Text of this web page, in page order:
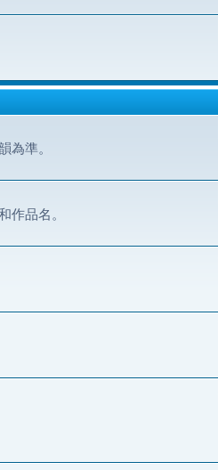
為準。
作品名。